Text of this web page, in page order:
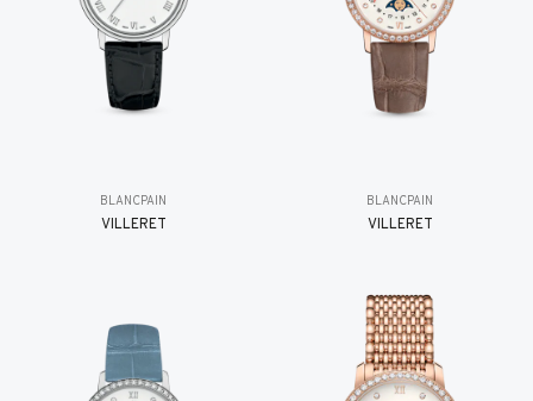
BLANCPAIN
VILLERET
BLANCPAIN
VILLERET